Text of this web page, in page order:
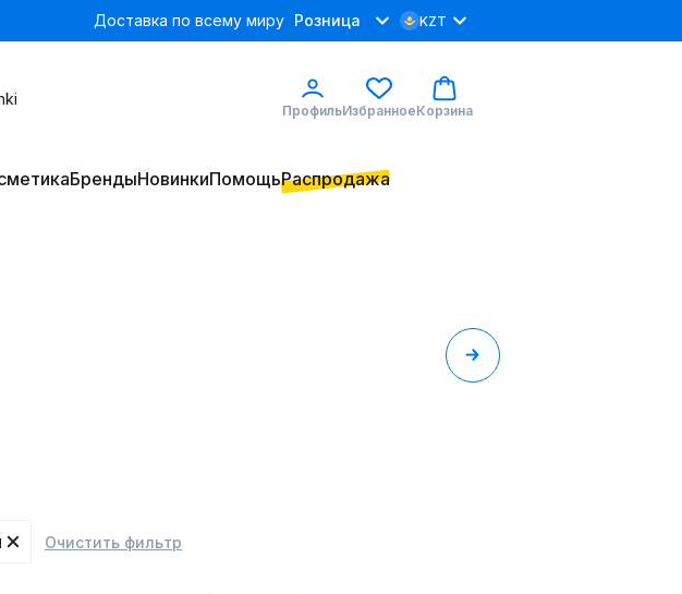
Доставка по всему миру Розница KZT
ПрофильИзбранноеКорзина
БрендыНовинкиПомощьРаспродажа
Очистить фильтр